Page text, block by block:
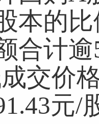
本的
合计
交价
元/